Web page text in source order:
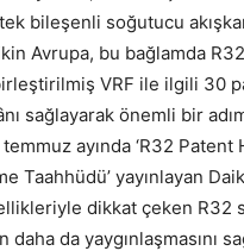
bileşenli soğutucu
Avrupa, bu bağlamda
VRF ile ilgili 30
sağlayarak önemli bir
ayında ‘R32 Patent
Taahhüdü’ yayınlayan
dikkat çeken R32
daha da yaygınlaşmasını